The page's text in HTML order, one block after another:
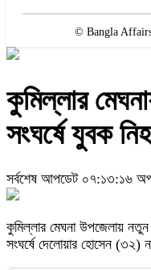
© Bangla
কুমিল্লার
সংঘর্ষে যুবক
সর্বশেষ আপডেট ০৭:১৩:১৬
কুমিল্লার মেঘনা উপজেলায় নতুন
সংঘর্ষে দেলোয়ার হোসেন (৩২)